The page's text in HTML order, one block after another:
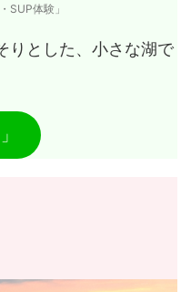
SUP体験」
りとした、小さな湖で